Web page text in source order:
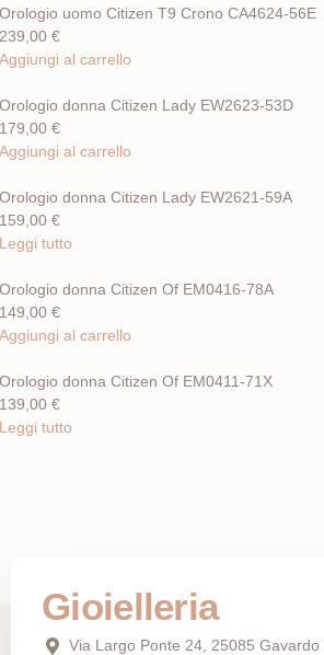
Orologio uomo Citizen T9 Crono CA4624-56E
239,00 €
Aggiungi al carrello
Orologio donna Citizen Lady EW2623-53D
179,00 €
Aggiungi al carrello
Orologio donna Citizen Lady EW2621-59A
159,00 €
Leggi tutto
Orologio donna Citizen Of EM0416-78A
149,00 €
Aggiungi al carrello
Orologio donna Citizen Of EM0411-71X
139,00 €
Leggi tutto
Gioielleria
Via Largo Ponte 24, 25085 Gavardo